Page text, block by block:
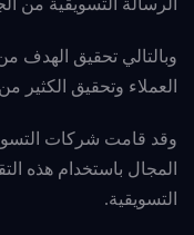
الرسالة التسويقية من
وبالتالي تحقيق الهدف
العملاء وتحقيق الكثير
وقد قامت شركات
المجال باستخدام هذه
التسويقية.